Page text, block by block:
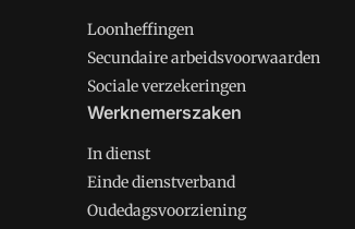
Loonheffingen
Secundaire arbeidsvoorwaarden
Sociale verzekeringen
Werknemerszaken
In dienst
Einde dienstverband
Oudedagsvoorziening